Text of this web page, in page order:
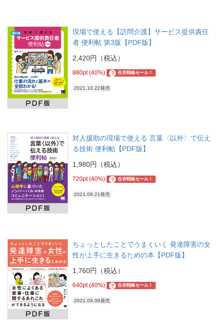
現場で使える【訪問介護】サービス提供責任
者 便利帖 第3版【PDF版】
2,420円（税込）
880pt (40%) ? 生存戦略セール！
2021.10.22発売
対人援助の現場で使える 言葉〈以外〉で伝え
る技術 便利帖【PDF版】
1,980円（税込）
720pt (40%) ? 生存戦略セール！
2021.09.21発売
ちょっとしたことでうまくいく 発達障害の女
性が上手に生きるための本【PDF版】
1,760円（税込）
640pt (40%) ? 生存戦略セール！
2021.09.08発売